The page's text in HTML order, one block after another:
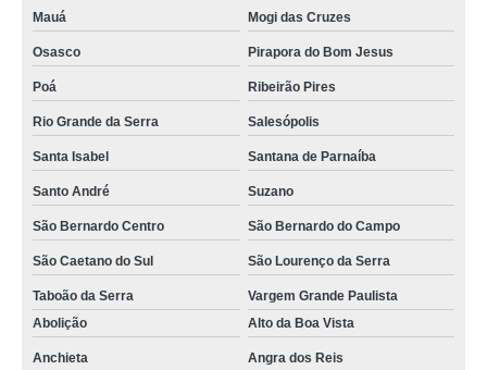
Mauá Mogi das Cruzes
Osasco Pirapora do Bom Jesus
Poá Ribeirão Pires
Rio Grande da Serra Salesópolis
Santa Isabel Santana de Parnaíba
Santo André Suzano
São Bernardo Centro São Bernardo do Campo
São Caetano do Sul São Lourenço da Serra
Taboão da Serra
Vargem Grande Paulista
Abolição
Alto da Boa Vista
Anchieta Angra dos Reis